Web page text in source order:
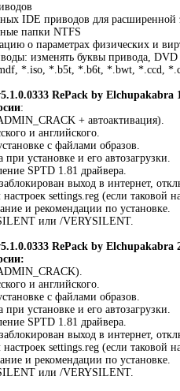
IDE приводов для расширенной
папки NTFS
о параметрах физических и
изменять буквы привода, DVD
*.iso, *.b5t, *.b6t, *.bwt, *.ccd,
RePack by Elchupakabra
:
+ автоактивация).
и английского.
с файлами образов.
установке и его автозагрузки.
SPTD 1.81 драйвера.
выход в интернет,
settings.reg (если таковой
и рекомендации по установке.
или /VERYSILENT.
RePack by Elchupakabra
и английского.
с файлами образов.
установке и его автозагрузки.
SPTD 1.81 драйвера.
выход в интернет,
settings.reg (если таковой
и рекомендации по установке.
или /VERYSILENT.